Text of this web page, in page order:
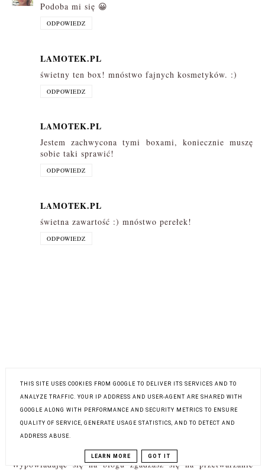
Podoba mi się 😀
ODPOWIEDZ
LAMOTEK.PL
świetny ten box! mnóstwo fajnych kosmetyków. :)
ODPOWIEDZ
LAMOTEK.PL
Jestem zachwycona tymi boxami, koniecznie muszę
sobie taki sprawić!
ODPOWIEDZ
LAMOTEK.PL
świetna zawartość :) mnóstwo perełek!
ODPOWIEDZ
Dziękuję za każdy komentarz, czas nie pozwala mi na każdy
zostawiasz po sobie ślad. Komentarze z linkami są usuwane.
Wypowiadając się na blogu zgadzasz się na przetwarzanie
THIS SITE USES COOKIES FROM GOOGLE TO DELIVER ITS SERVICES AND TO
ANALYZE TRAFFIC. YOUR IP ADDRESS AND USER-AGENT ARE SHARED WITH
GOOGLE ALONG WITH PERFORMANCE AND SECURITY METRICS TO ENSURE
QUALITY OF SERVICE, GENERATE USAGE STATISTICS, AND TO DETECT AND
ADDRESS ABUSE.
LEARN MORE GOT IT